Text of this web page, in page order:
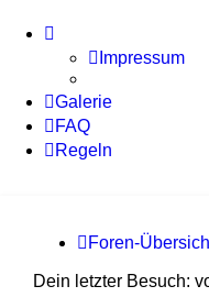
Impressum
Galerie
FAQ
Regeln
Foren-
Dein letzter Besuch: